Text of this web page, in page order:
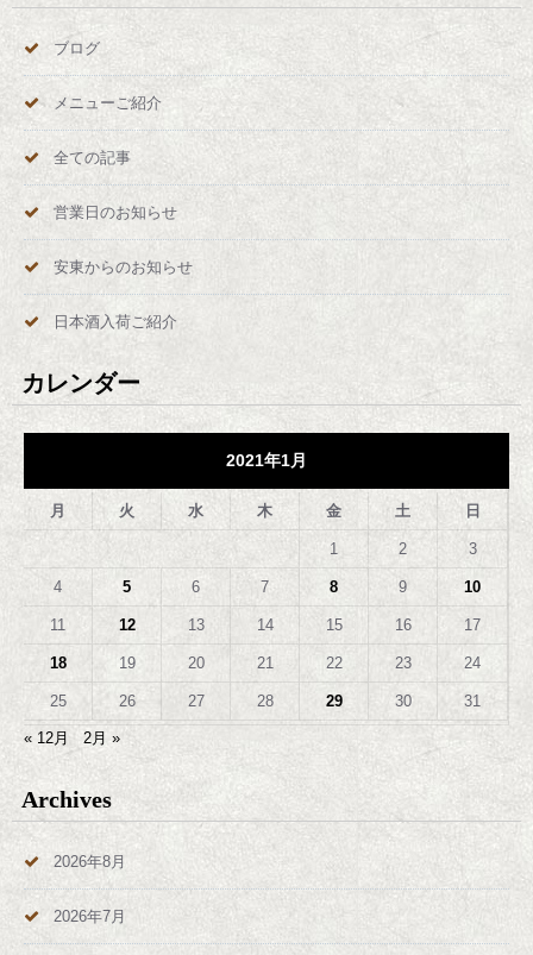
ペ
ー
ジ
送
り
ブログ
メニューご紹介
全ての記事
営業日のお知らせ
安東からのお知らせ
日本酒入荷ご紹介
カレンダー
2021年1月
月 火 水 木 金 土 日
1 2 3
4 5 6 7 8 9 10
11 12 13 14 15 16 17
18 19 20 21 22 23 24
25 26 27 28 29 30 31
« 12月 2月 »
Archives
2026年8月
2026年7月